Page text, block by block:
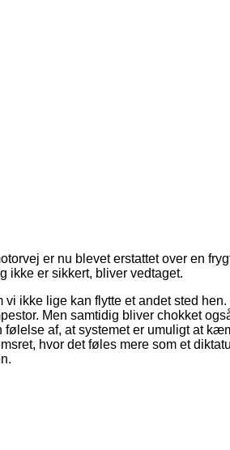
er nu blevet erstattet over en
ikke er sikkert, bliver vedtaget.
ikke lige kan flytte et andet sted
Men samtidig bliver chokket
følelse af, at systemet er umuligt at
hvor det føles mere som et